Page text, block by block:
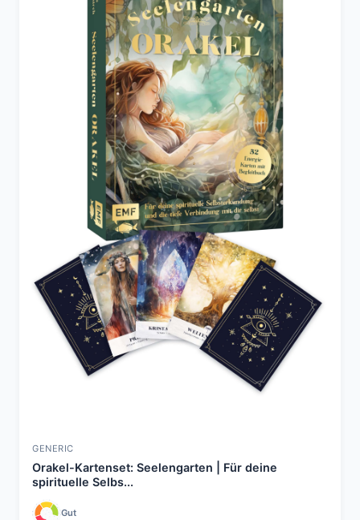
GENERIC
Orakel-Kartenset: Seelengarten | Für deine
spirituelle Selbs...
Gut